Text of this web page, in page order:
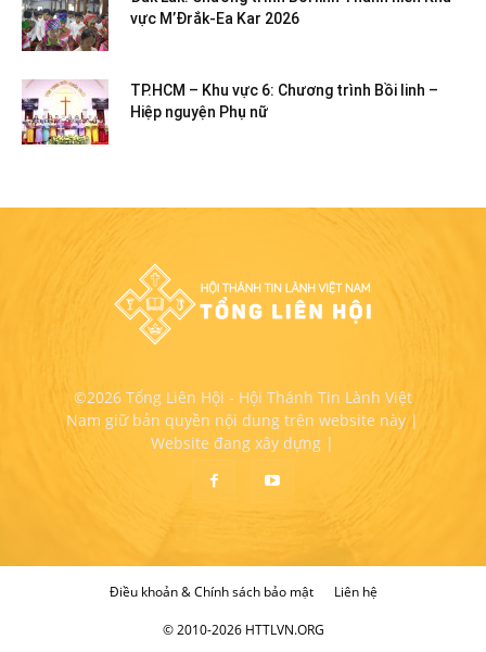
vực M’Đrắk-Ea Kar 2026
TP.HCM – Khu vực 6: Chương trình Bồi linh –
Hiệp nguyện Phụ nữ
©2026 Tổng Liên Hội - Hội Thánh Tin Lành Việt
Nam giữ bản quyền nội dung trên website này |
Website đang xây dựng |
Điều khoản & Chính sách bảo mật Liên hệ
© 2010-2026 HTTLVN.ORG